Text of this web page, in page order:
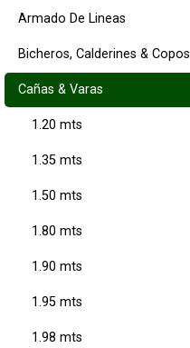
Armado De Lineas
Bicheros, Calderines & Copos
Cañas & Varas
1.20 mts
1.35 mts
1.50 mts
1.80 mts
1.90 mts
1.95 mts
1.98 mts